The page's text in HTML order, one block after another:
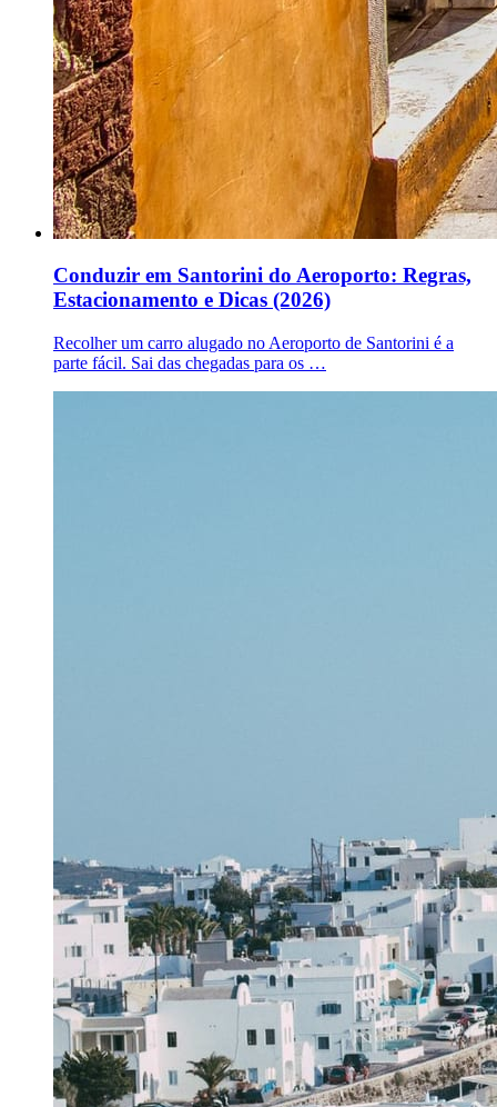
Conduzir em Santorini do Aeroporto: Regras,
Estacionamento e Dicas (2026)
Recolher um carro alugado no Aeroporto de Santorini é a
parte fácil. Sai das chegadas para os …